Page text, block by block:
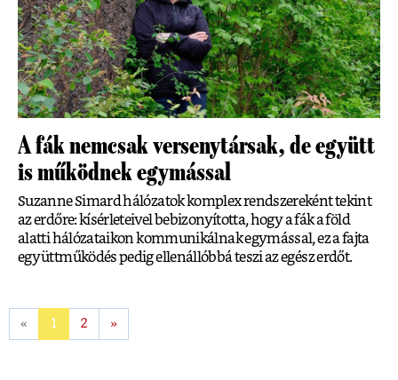
A fák nemcsak versenytársak, de együtt
is működnek egymással
Suzanne Simard hálózatok komplex rendszereként tekint
az erdőre: kísérleteivel bebizonyította, hogy a fák a föld
alatti hálózataikon kommunikálnak egymással, ez a fajta
együttműködés pedig ellenállóbbá teszi az egész erdőt.
« 1 2 »